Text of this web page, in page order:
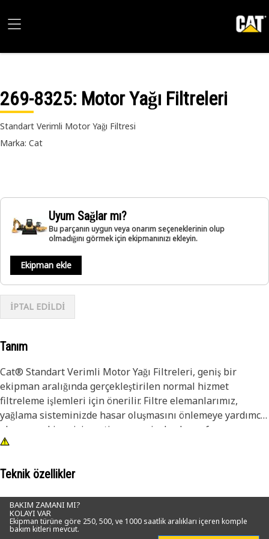
269-8325: Motor Yağı Filtreleri
Standart Verimli Motor Yağı Filtresi
Marka: Cat
Uyum Sağlar mı?
Bu parçanın uygun veya onarım seçeneklerinin olup
olmadığını görmek için ekipmanınızı ekleyin.
Ekipman ekle
İPTAL EDİLDİ
Tanım
Cat® Standart Verimli Motor Yağı Filtreleri, geniş bir
ekipman aralığında gerçekleştirilen normal hizmet
filtreleme işlemleri için önerilir. Filtre elemanlarımız,
yağlama sisteminizde hasar oluşmasını önlemeye yardımcı
olur ve makinenizin optimum seviyelerde performans
göstermeye devam etmesini sağlar. Cat demirinizi üreten
vadede ekipmanınızın bütünlüğünü korumayı hedefliyoruz.
Yüksek oranda farklılaştırılmış yağ filtrelerimiz, filtre
ortamı üzerinden sıvı akışı gerçekleşirken ortamdaki
kıvrımların esnemesini engellemek ve böylece kirleticilerin
Teknik özellikler
BAKIM ZAMANI MI?
KOLAYI VAR
Ekipman türüne göre 250, 500, ve 1000 saatlik aralıkları içeren komple
bakım kitleri mevcut.